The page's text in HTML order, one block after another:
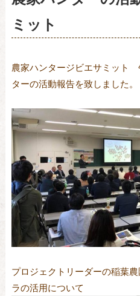
ミット
農家ハンタージビエサミット
ターの活動報告を致しました。
プロジェクトリーダーの稲葉
ラの活用について